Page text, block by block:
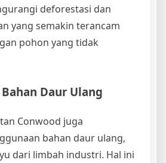
deforestasi dan
yang semakin terancam
pohon yang tidak
Daur Ulang
Conwood juga
bahan daur ulang,
dari limbah industri. Hal ini